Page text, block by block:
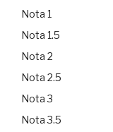
Nota 1
Nota 1.5
Nota 2
Nota 2.5
Nota 3
Nota 3.5